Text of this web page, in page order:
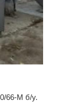
66-М б/у.